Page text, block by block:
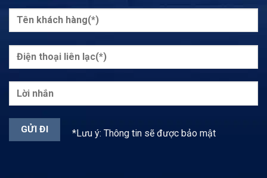
*Lưu ý: Thông tin sẽ được bảo mật